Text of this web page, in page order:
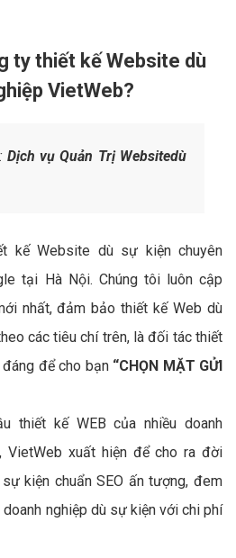
ty thiết kế Website dù
VietWeb?
Dịch vụ Quản Trị Websitedù
kế Website dù sự kiện chuyên
tại Hà Nội. Chúng tôi luôn cập
nhất, đảm bảo thiết kế Web dù
các tiêu chí trên, là đối tác thiết
để cho bạn “CHỌN MẶT GỬI
thiết kế WEB của nhiều doanh
VietWeb xuất hiện để cho ra đời
kiện chuẩn SEO ấn tượng, đem
doanh nghiệp dù sự kiện với chi phí